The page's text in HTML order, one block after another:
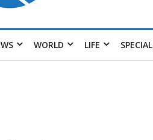
WORLD LIFE SPECIAL